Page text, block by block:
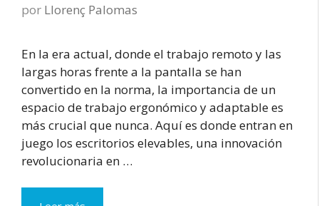
por Llorenç Palomas
En la era actual, donde el trabajo remoto y las
largas horas frente a la pantalla se han
convertido en la norma, la importancia de un
espacio de trabajo ergonómico y adaptable es
más crucial que nunca. Aquí es donde entran en
juego los escritorios elevables, una innovación
revolucionaria en …